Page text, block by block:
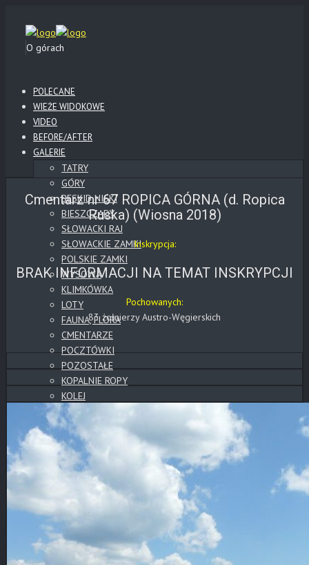
O górach
POLECANE
WIEŻE WIDOKOWE
VIDEO
BEFORE/AFTER
GALERIE
TATRY
GÓRY
BESKID NISKI
BIESZCZADY
SŁOWACKI RAJ
SŁOWACKIE ZAMKI
POLSKIE ZAMKI
WYSOWA
KLIMKÓWKA
LOTY
FAUNA, FLORA
CMENTARZE
POCZTÓWKI
POZOSTAŁE
KOPALNIE ROPY
KOLEJ
NOCNE
WYSOWA
GORLICE
CMENTARZE
POZOSTAŁE
PANORAMY CYLINDRYCZNE
CMENTARZE
SŁOWACKIE ZAMKI
WYSOWA
Cmentarz nr 67 ROPICA GÓRNA (d. Ropica
Ruska) (Wiosna 2018)
Inskrypcja:
BRAK INFORMACJI NA TEMAT INSKRYPCJI
Pochowanych:
83 żołnierzy Austro-Węgierskich